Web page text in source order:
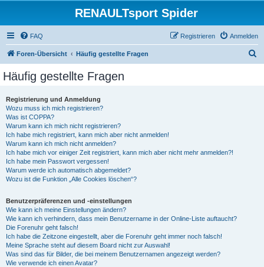
RENAULTsport Spider
FAQ Anmelden
Registrieren
Foren-Übersicht Häufig gestellte Fragen
Häufig gestellte Fragen
Registrierung und Anmeldung
Wozu muss ich mich registrieren?
Was ist COPPA?
Warum kann ich mich nicht registrieren?
Ich habe mich registriert, kann mich aber nicht anmelden!
Warum kann ich mich nicht anmelden?
Ich habe mich vor einiger Zeit registriert, kann mich aber nicht mehr anmelden?!
Ich habe mein Passwort vergessen!
Warum werde ich automatisch abgemeldet?
Wozu ist die Funktion „Alle Cookies löschen“?
Benutzerpräferenzen und -einstellungen
Wie kann ich meine Einstellungen ändern?
Wie kann ich verhindern, dass mein Benutzername in der Online-Liste auftaucht?
Die Forenuhr geht falsch!
Ich habe die Zeitzone eingestellt, aber die Forenuhr geht immer noch falsch!
Meine Sprache steht auf diesem Board nicht zur Auswahl!
Was sind das für Bilder, die bei meinem Benutzernamen angezeigt werden?
Wie verwende ich einen Avatar?